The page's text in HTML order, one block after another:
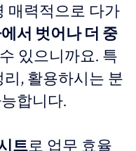
매력적으로 다가
서 벗어나 더 중
있으니까요. 특
, 활용하시는 분
합니다.
트로 업무 효율